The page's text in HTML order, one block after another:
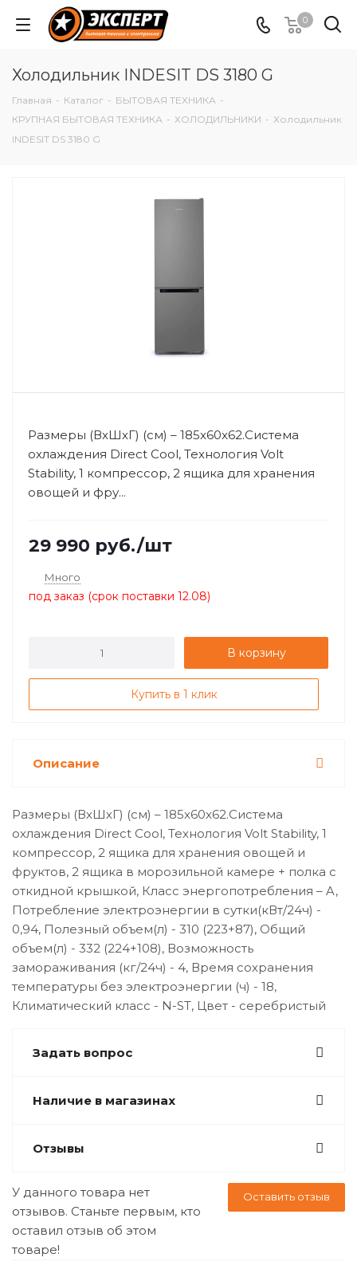
0
Холодильник INDESIT DS 3180 G
Главная - Каталог - БЫТОВАЯ ТЕХНИКА -
КРУПНАЯ БЫТОВАЯ ТЕХНИКА - ХОЛОДИЛЬНИКИ - Холодильник
INDESIT DS 3180 G
Размеры (ВхШхГ) (см) – 185x60x62.Система
охлаждения Direct Cool, Технология Volt
Stability, 1 компрессор, 2 ящика для хранения
овощей и фру...
29 990 руб./шт
Много
под заказ (срок поставки 12.08)
В корзину
Купить в 1 клик
Описание
Размеры (ВхШхГ) (см) – 185x60x62.Система
охлаждения Direct Cool, Технология Volt Stability, 1
компрессор, 2 ящика для хранения овощей и
фруктов, 2 ящика в морозильной камере + полка с
откидной крышкой, Класс энергопотребления – A,
Потребление электроэнергии в сутки(кВт/24ч) -
0,94, Полезный объем(л) - 310 (223+87), Общий
объем(л) - 332 (224+108), Возможность
замораживания (кг/24ч) - 4, Время сохранения
температуры без электроэнергии (ч) - 18,
Климатический класс - N-ST, Цвет - серебристый
Задать вопрос
Наличие в магазинах
Отзывы
Оставить отзыв
У данного товара нет
отзывов. Станьте первым, кто
оставил отзыв об этом
товаре!